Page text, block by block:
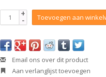
+
- Toevoegen aan
Email ons over dit product
Aan verlanglijst toevoegen